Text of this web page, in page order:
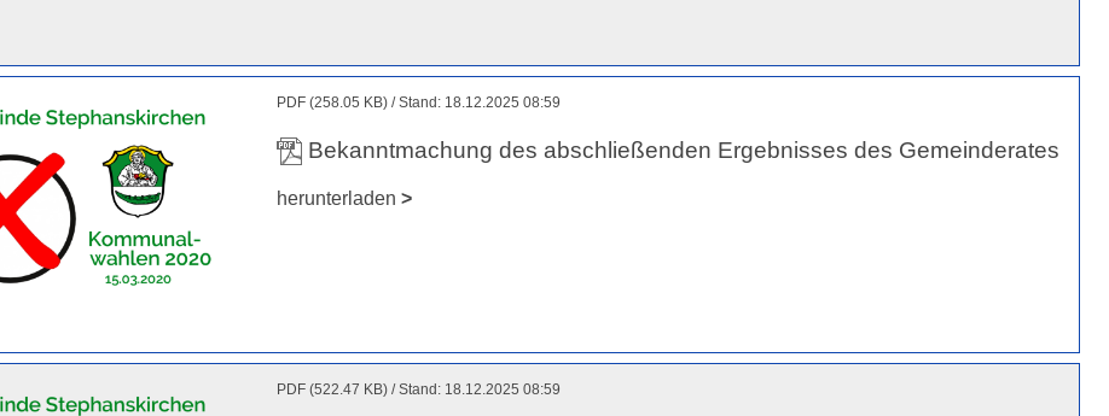
PDF (258.05 KB) Stand: 18.12.2025 08:59
Bekanntmachung des abschließenden Ergebnisses des Gemeinderates
herunterladen >
PDF (522.47 KB) Stand: 18.12.2025 08:59